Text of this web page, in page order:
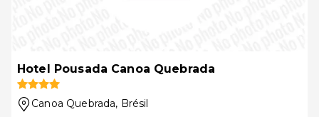
Hotel Pousada Canoa Quebrada
Canoa Quebrada, Brésil